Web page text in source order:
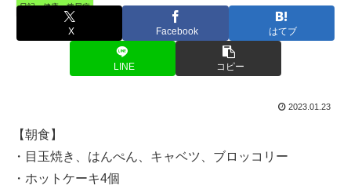
日記・健康・糖尿病
X Facebook はてブ
LINE コピー
2023.01.23
【朝食】
・目玉焼き、はんぺん、キャベツ、ブロッコリー
・ホットケーキ4個